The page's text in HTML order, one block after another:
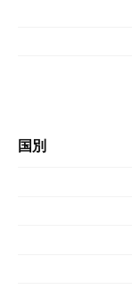
国別